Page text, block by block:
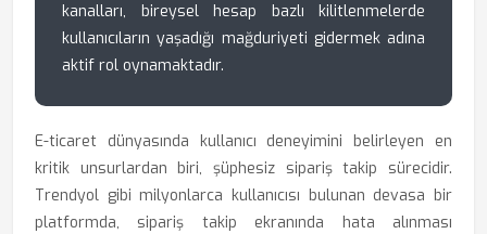
kanalları, bireysel hesap bazlı kilitlenmelerde
kullanıcıların yaşadığı mağduriyeti gidermek adına
aktif rol oynamaktadır.
E-ticaret dünyasında kullanıcı deneyimini belirleyen en
kritik unsurlardan biri, şüphesiz sipariş takip sürecidir.
Trendyol gibi milyonlarca kullanıcısı bulunan devasa bir
platformda, sipariş takip ekranında hata alınması